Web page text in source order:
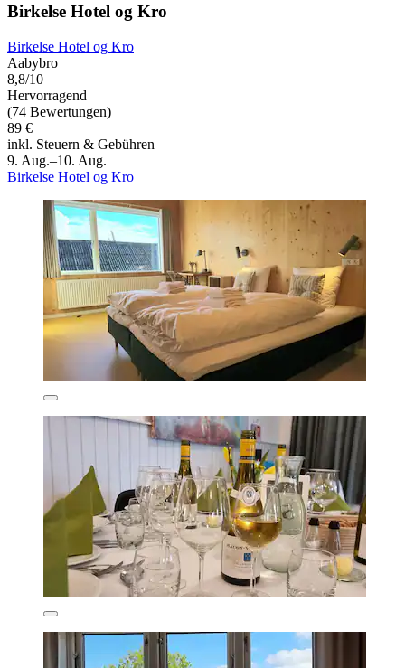
Birkelse Hotel og Kro
Birkelse Hotel og Kro
Aabybro
8,8/10
Hervorragend
(74 Bewertungen)
89 €
inkl. Steuern & Gebühren
9. Aug.–10. Aug.
Birkelse Hotel og Kro